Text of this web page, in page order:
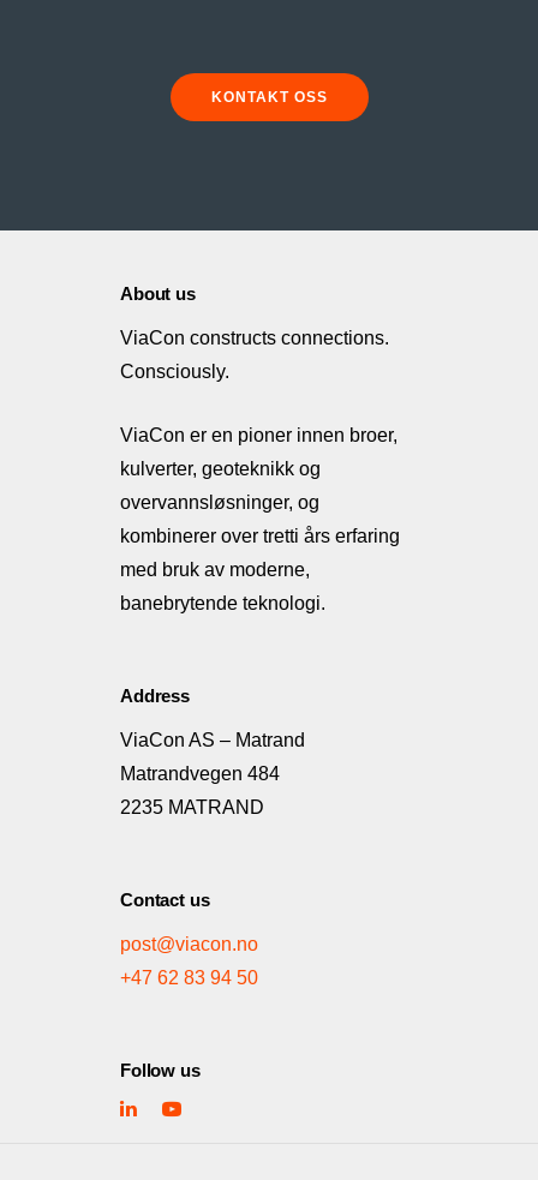
KONTAKT OSS
About us
ViaCon constructs connections.
Consciously.
ViaCon er en pioner innen broer,
kulverter, geoteknikk og
overvannsløsninger, og
kombinerer over tretti års erfaring
med bruk av moderne,
banebrytende teknologi.
Address
ViaCon AS – Matrand
Matrandvegen 484
2235 MATRAND
Contact us
post@viacon.no
+47 62 83 94 50
Follow us